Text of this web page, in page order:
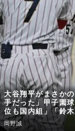
大谷翔平がまさか
手だった」甲子園
位も国内組」「鈴
岡野誠